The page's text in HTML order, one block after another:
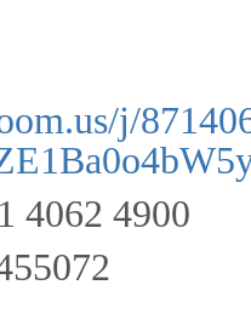
j/
4062 4900